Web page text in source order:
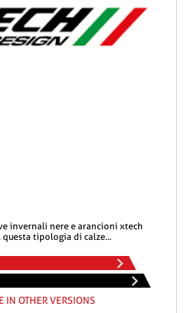
tipologia di calze...
IN OTHER VERSIONS